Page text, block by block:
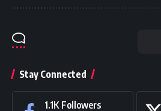
Stay Connected
1.1K Followers